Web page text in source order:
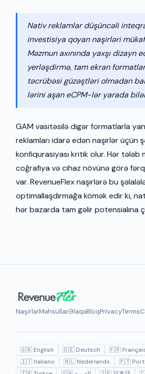
Nativ reklamlar düşüncəli
investisiya qoyan naşirləri
Məzmun axınında yaxşı dizayn
yerləşdirmə, tam ekran
təcrübəsi güzəştləri olmadan
lərini aşan eCPM-lər yarada
GAM vasitəsilə digər formatlarla
reklamları idarə edən naşirlər üçün
konfiqurasiyası kritik olur. Hər tələb
coğrafiya və cihaz növünə görə
var. RevenueFlex naşirlərə bu
optimallaşdırmağa kömək edir ki,
hər bazarda tam gəlir potensialına
NaşirlərMəhsullarƏlaqəBloqPrivacyTerms
🇬🇧 English 🇩🇪 Deutsch 🇫🇷
🇮🇹 Italiano
🇳🇱 Nederlands
🇵🇹